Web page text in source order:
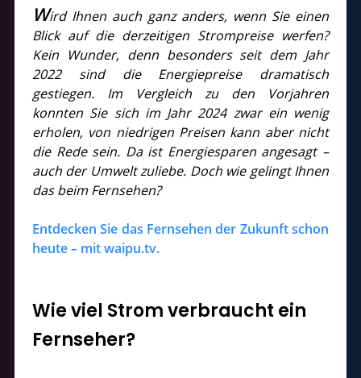
Wird Ihnen auch ganz anders, wenn Sie einen
Blick auf die derzeitigen Strompreise werfen?
Kein Wunder, denn besonders seit dem Jahr
2022 sind die Energiepreise dramatisch
gestiegen. Im Vergleich zu den Vorjahren
konnten Sie sich im Jahr 2024 zwar ein wenig
erholen, von niedrigen Preisen kann aber nicht
die Rede sein. Da ist Energiesparen angesagt –
auch der Umwelt zuliebe. Doch wie gelingt Ihnen
das beim Fernsehen?
Entdecken Sie das Fernsehen der Zukunft schon
heute – mit waipu.tv.
Wie viel Strom verbraucht ein
Fernseher?